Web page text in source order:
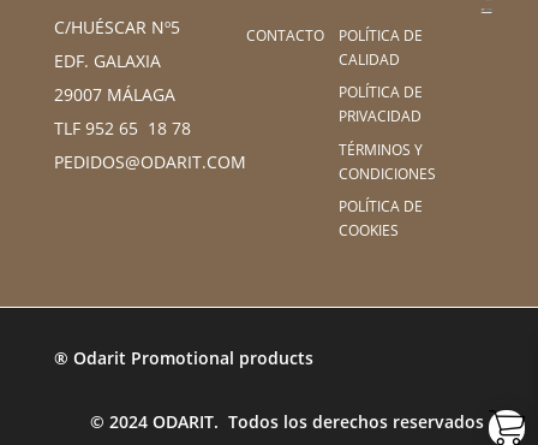
C/HUÉSCAR Nº5
EDF. GALAXIA
29007 MÁLAGA
TLF 952 65 18 78
PEDIDOS@ODARIT.COM
CONTACTO
POLÍTICA DE
CALIDAD
POLÍTICA DE
PRIVACIDAD
TÉRMINOS Y
CONDICIONES
POLÍTICA DE
COOKIES
® Odarit Promotional products
© 2024 ODARIT. Todos los derechos reservados